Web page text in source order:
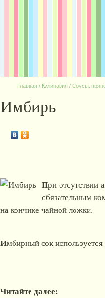
Главная / Кулинария / Соусы,
Имбирь
При отсутствии
обязательным
на кончике чайной ложки.
Имбирный сок
Читайте далее: